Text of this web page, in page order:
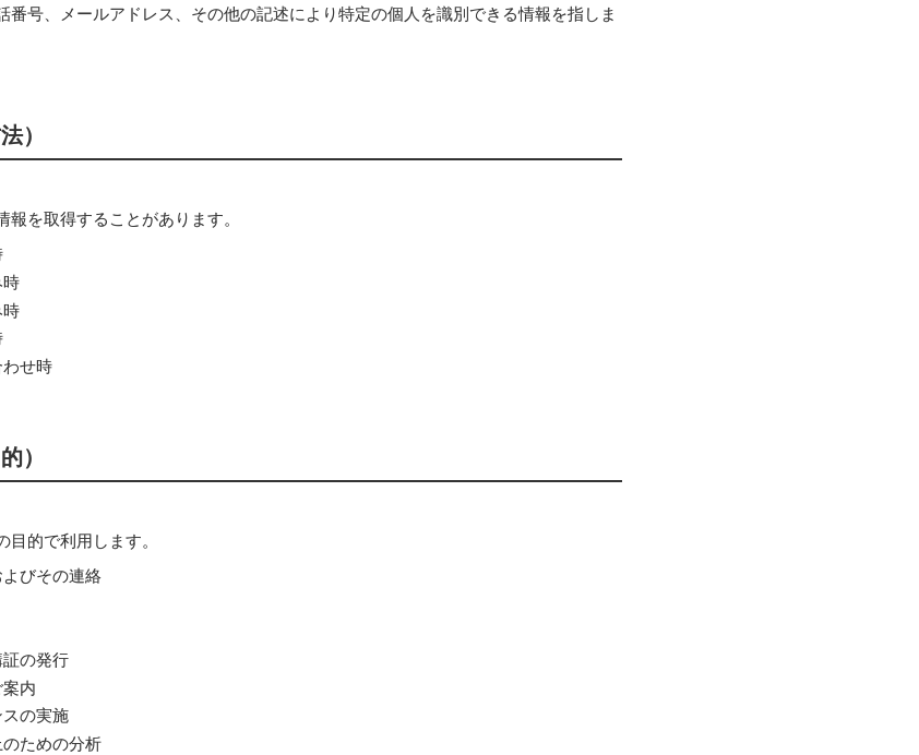
号、メールアドレス、その他の記述により特定の個人を識別できる情報を指しま
）
を取得することがあります。
せ時
）
的で利用します。
びその連絡
の発行
内
の実施
ための分析